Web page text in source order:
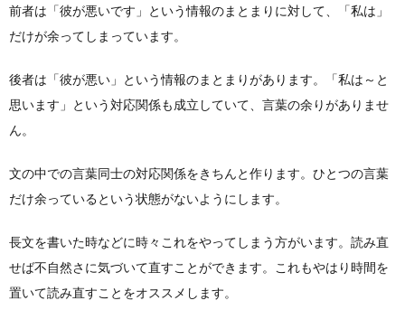
前者は「彼が悪いです」という情報のまとまりに対して、「私は」
だけが余ってしまっています。
後者は「彼が悪い」という情報のまとまりがあります。「私は～と
思います」という対応関係も成立していて、言葉の余りがありませ
ん。
文の中での言葉同士の対応関係をきちんと作ります。ひとつの言葉
だけ余っているという状態がないようにします。
長文を書いた時などに時々これをやってしまう方がいます。読み直
せば不自然さに気づいて直すことができます。これもやはり時間を
置いて読み直すことをオススメします。